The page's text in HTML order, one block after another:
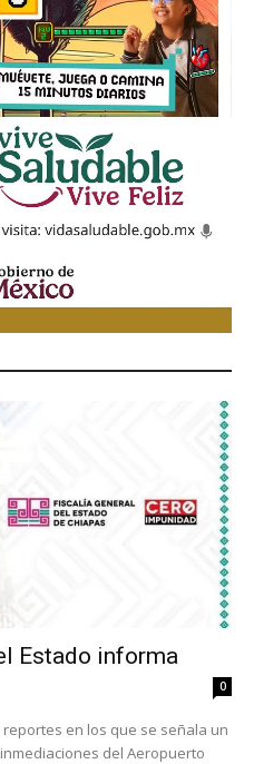
Estado informa
0
en los que se señala un
del Aeropuerto